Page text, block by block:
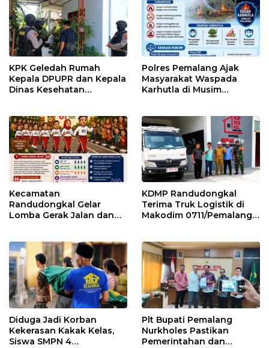
KPK Geledah Rumah
Kepala DPUPR dan Kepala
Dinas Kesehatan
Polres Pemalang Ajak
Masyarakat Waspada
Karhutla di Musim
Kecamatan
Randudongkal Gelar
Lomba Gerak Jalan dan
KDMP Randudongkal
Terima Truk Logistik di
Makodim 0711/Pemalang
Diduga Jadi Korban
Kekerasan Kakak Kelas,
Siswa SMPN 4
Plt Bupati Pemalang
Nurkholes Pastikan
Pemerintahan dan